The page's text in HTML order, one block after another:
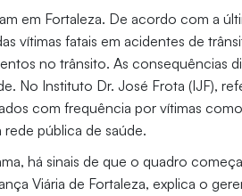
em Fortaleza. De acordo com a
vítimas fatais em acidentes de
no trânsito. As consequências
No Instituto Dr. José Frota (IJF),
com frequência por vítimas
rede pública de saúde.
há sinais de que o quadro
Viária de Fortaleza, explica o